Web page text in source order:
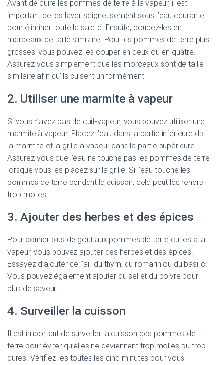
Avant de cuire les pommes de terre à la vapeur, il est
important de les laver soigneusement sous l’eau courante
pour éliminer toute la saleté. Ensuite, coupez-les en
morceaux de taille similaire. Pour les pommes de terre plus
grosses, vous pouvez les couper en deux ou en quatre.
Assurez-vous simplement que les morceaux sont de taille
similaire afin qu’ils cuisent uniformément.
2. Utiliser une marmite à vapeur
Si vous n’avez pas de cuit-vapeur, vous pouvez utiliser une
marmite à vapeur. Placez l’eau dans la partie inférieure de
la marmite et la grille à vapeur dans la partie supérieure.
Assurez-vous que l’eau ne touche pas les pommes de terre
lorsque vous les placez sur la grille. Si l’eau touche les
pommes de terre pendant la cuisson, cela peut les rendre
trop molles.
3. Ajouter des herbes et des épices
Pour donner plus de goût aux pommes de terre cuites à la
vapeur, vous pouvez ajouter des herbes et des épices.
Essayez d’ajouter de l’ail, du thym, du romarin ou du basilic.
Vous pouvez également ajouter du sel et du poivre pour
plus de saveur.
4. Surveiller la cuisson
Il est important de surveiller la cuisson des pommes de
terre pour éviter qu’elles ne deviennent trop molles ou trop
dures. Vérifiez-les toutes les cinq minutes pour vous